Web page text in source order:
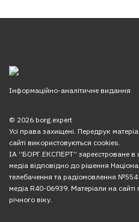
Інформаційно-аналітичне видання
© 2026 borg.expert
Усі права захищені. Передрук
сайті використовуються cookies.
ІА “БОРГ.ЕКСПЕРТ” зареєстроване в
медіа відповідно до рішення
телебачення та радіомовлення №554
медіа R40-06939. Матеріали на сайті
річного віку.